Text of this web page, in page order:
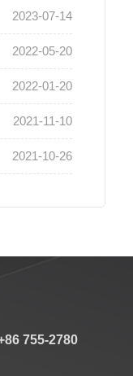
2023-07-14
2022-05-20
2022-01-20
2021-11-10
2021-10-26
755-2780